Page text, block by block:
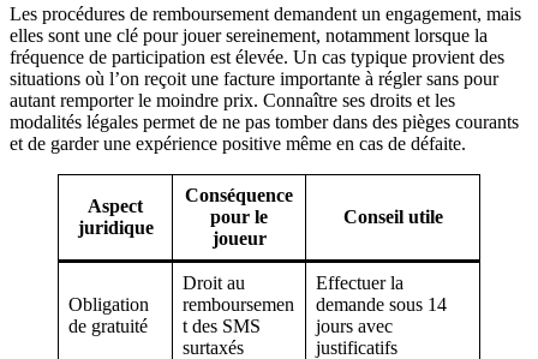
Les procédures de remboursement demandent un engagement, mais
elles sont une clé pour jouer sereinement, notamment lorsque la
fréquence de participation est élevée. Un cas typique provient des
situations où l’on reçoit une facture importante à régler sans pour
autant remporter le moindre prix. Connaître ses droits et les
modalités légales permet de ne pas tomber dans des pièges courants
et de garder une expérience positive même en cas de défaite.
Aspect
juridique
Conséquence
pour le
joueur
Conseil utile
Obligation
de gratuité
Droit au
remboursemen
t des SMS
surtaxés
Effectuer la
demande sous 14
jours avec
justificatifs